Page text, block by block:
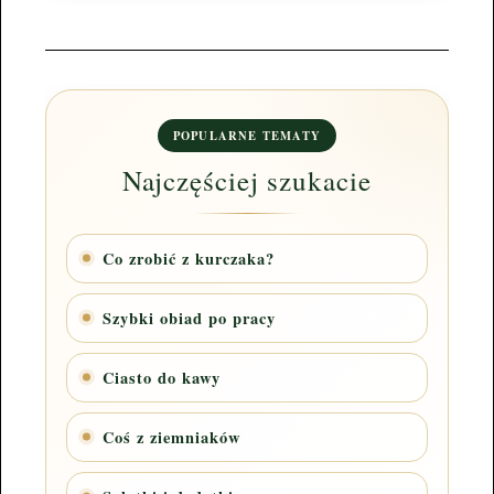
POPULARNE TEMATY
Najczęściej szukacie
Co zrobić z kurczaka?
Szybki obiad po pracy
Ciasto do kawy
Coś z ziemniaków